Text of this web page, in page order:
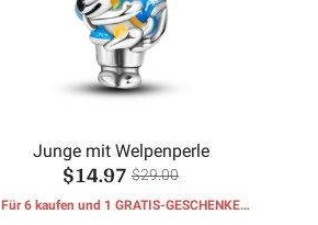
Junge mit Welpenperle
$14.97 $29.00
Für 6 kaufen und 1 GRATIS-GESCHENKE